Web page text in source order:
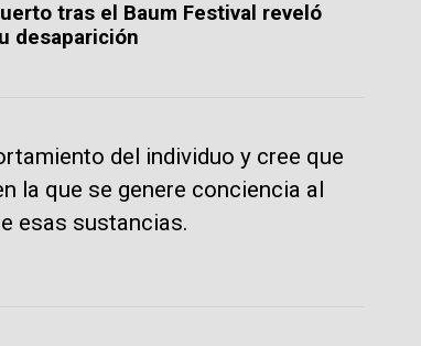
tras el Baum Festival reveló
desaparición
del individuo y cree que
la que se genere conciencia al
esas sustancias.